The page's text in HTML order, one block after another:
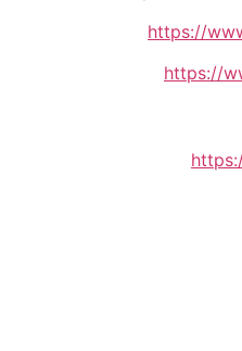
https://
https://